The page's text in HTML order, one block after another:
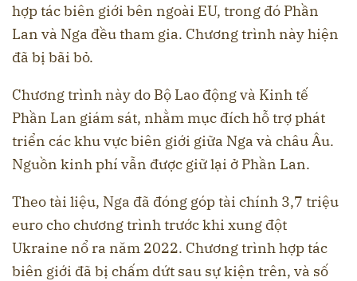
hợp tác biên giới bên ngoài EU, trong đó Phần
Lan và Nga đều tham gia. Chương trình này hiện
đã bị bãi bỏ.
Chương trình này do Bộ Lao động và Kinh tế
Phần Lan giám sát, nhằm mục đích hỗ trợ phát
triển các khu vực biên giới giữa Nga và châu Âu.
Nguồn kinh phí vẫn được giữ lại ở Phần Lan.
Theo tài liệu, Nga đã đóng góp tài chính 3,7 triệu
euro cho chương trình trước khi xung đột
Ukraine nổ ra năm 2022. Chương trình hợp tác
biên giới đã bị chấm dứt sau sự kiện trên, và số